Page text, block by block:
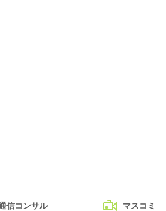
信コンサル マスコミ